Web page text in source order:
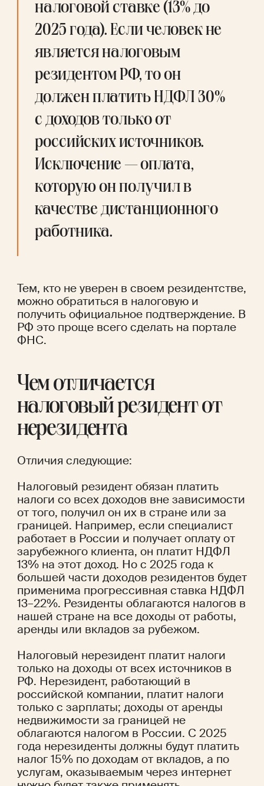
налоговой ставке (13% до
2025 года). Если человек не
является налоговым
резидентом РФ, то он
должен платить НДФЛ 30%
с доходов только от
российских источников.
Исключение — оплата,
которую он получил в
качестве дистанционного
работника.
Тем, кто не уверен в своем резидентстве,
можно обратиться в налоговую и
получить официальное подтверждение. В
РФ это проще всего сделать на портале
ФНС.
Чем отличается
налоговый резидент от
нерезидента
Отличия следующие:
Налоговый резидент обязан платить
налоги со всех доходов вне зависимости
от того, получил он их в стране или за
границей. Например, если специалист
работает в России и получает оплату от
зарубежного клиента, он платит НДФЛ
13% на этот доход. Но с 2025 года к
большей части доходов резидентов будет
применима прогрессивная ставка НДФЛ
13–22%. Резиденты облагаются налогов в
нашей стране на все доходы от работы,
аренды или вкладов за рубежом.
Налоговый нерезидент платит налоги
только на доходы от всех источников в
РФ. Нерезидент, работающий в
российской компании, платит налоги
только с зарплаты; доходы от аренды
недвижимости за границей не
облагаются налогом в России. С 2025
года нерезиденты должны будут платить
налог 15% по доходам от вкладов, а по
услугам, оказываемым через интернет